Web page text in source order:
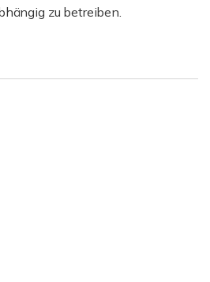
zu betreiben.